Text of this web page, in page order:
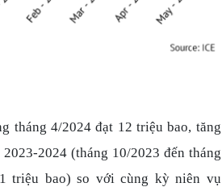
tháng 4/2024 đạt 12 triệu bao, tăng
2024 (tháng 10/2023 đến tháng
triệu bao) so với cùng kỳ niên vụ